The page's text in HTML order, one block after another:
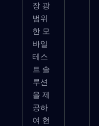
장 광
범위
한 모
바일
테스
트 솔
루션
을 제
공하
여 현